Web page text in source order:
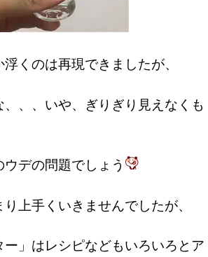
くのは再現できましたが、
、、いや、ぎりぎり見えなくも
デの問題でしょう
上手くいきませんでしたが、
ー」はレシピなどもいろいろとア